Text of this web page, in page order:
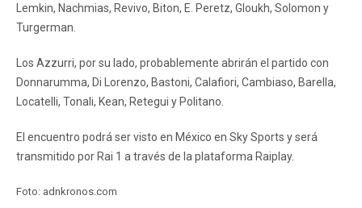
Lemkin, Nachmias, Revivo, Biton, E. Peretz, Gloukh, Solomon y
Turgerman.
Los Azzurri, por su lado, probablemente abrirán el partido con
Donnarumma, Di Lorenzo, Bastoni, Calafiori, Cambiaso, Barella,
Locatelli, Tonali, Kean, Retegui y Politano.
El encuentro podrá ser visto en México en Sky Sports y será
transmitido por Rai 1 a través de la plataforma Raiplay.
Foto: adnkronos.com